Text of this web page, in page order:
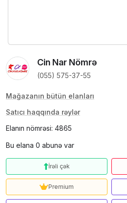
Cin Nar Nömrə
(055) 575-37-55
Mağazanın bütün elanları
Satıcı haqqında rəylər
Elanın nömrəsi: 4865
Bu elana 0 abunə var
İrəli çək
Premium